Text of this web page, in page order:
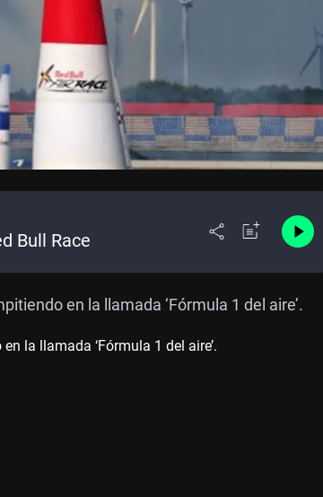
Bull Race
en la llamada ‘Fórmula 1 del aire’.
la llamada ‘Fórmula 1 del aire’.